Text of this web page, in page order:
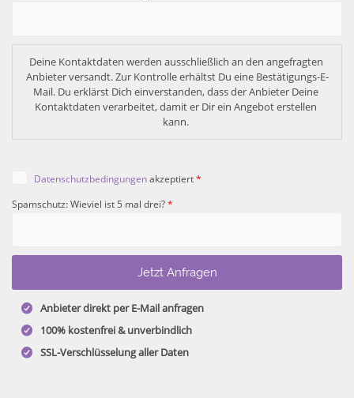
Deine Kontaktdaten werden ausschließlich an den angefragten
Anbieter versandt. Zur Kontrolle erhältst Du eine Bestätigungs-E-
Mail. Du erklärst Dich einverstanden, dass der Anbieter Deine
Kontaktdaten verarbeitet, damit er Dir ein Angebot erstellen
kann.
Datenschutzbedingungenakzeptiert*
Spamschutz: Wieviel ist 5 mal drei?*
Anbieter direkt per E-Mail anfragen
100% kostenfrei & unverbindlich
SSL-Verschlüsselung aller Daten